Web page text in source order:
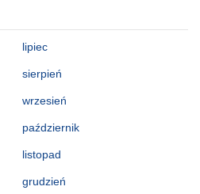
lipiec
sierpień
wrzesień
październik
listopad
grudzień